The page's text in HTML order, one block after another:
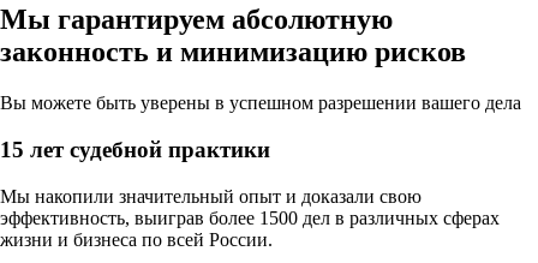
Мы гарантируем абсолютную
законность и минимизацию рисков
Вы можете быть уверены в успешном разрешении вашего дела
15 лет судебной практики
Мы накопили значительный опыт и доказали свою
эффективность, выиграв более 1500 дел в различных сферах
жизни и бизнеса по всей России.